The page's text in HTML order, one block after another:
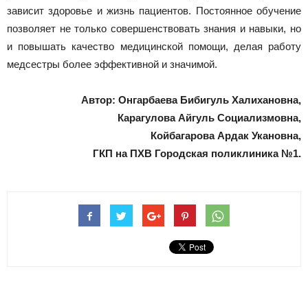
зависит здоровье и жизнь пациентов. Постоянное обучение
позволяет не только совершенствовать знания и навыки, но
и повышать качество медицинской помощи, делая работу
медсестры более эффективной и значимой.
Автор: Онгарбаева Бибигуль Халихановна,
Карагулова Айгуль Социализмовна,
Койбагарова Ардак Укановна,
ГКП на ПХВ Городская поликлиника №1.